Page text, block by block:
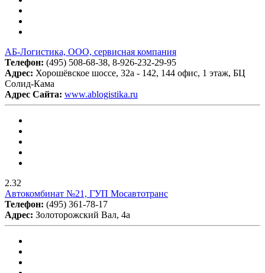
АБ-Логистика, ООО, сервисная компания
Телефон: (495) 508-68-38, 8-926-232-29-95
Адрес: Хорошёвское шоссе, 32а - 142, 144 офис, 1 этаж, БЦ
Солид-Кама
Адрес Сайта: www.ablogistika.ru
2.32
Автокомбинат №21, ГУП Мосавтотранс
Телефон: (495) 361-78-17
Адрес: Золоторожский Вал, 4а